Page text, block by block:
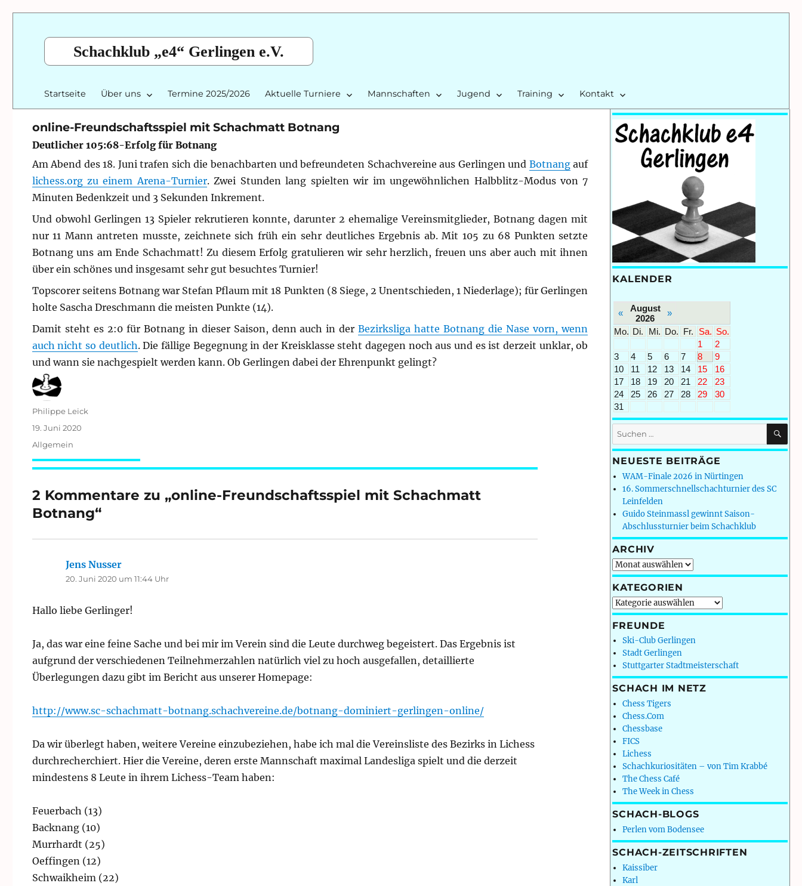
Schachklub „e4“ Gerlingen e.V.
Startseite Über uns Termine 2025/2026 Aktuelle Turniere Mannschaften Jugend Training Kontakt
online-Freundschaftsspiel mit Schachmatt Botnang
Deutlicher 105:68-Erfolg für Botnang
Am Abend des 18. Juni trafen sich die benachbarten und befreundeten Schachvereine aus Gerlingen und Botnangauf
lichess.org zu einem Arena-Turnier. Zwei Stunden lang spielten wir im ungewöhnlichen Halbblitz-Modus von 7
Minuten Bedenkzeit und 3 Sekunden Inkrement.
Und obwohl Gerlingen 13 Spieler rekrutieren konnte, darunter 2 ehemalige Vereinsmitglieder, Botnang dagen mit
nur 11 Mann antreten musste, zeichnete sich früh ein sehr deutliches Ergebnis ab. Mit 105 zu 68 Punkten setzte
Botnang uns am Ende Schachmatt! Zu diesem Erfolg gratulieren wir sehr herzlich, freuen uns aber auch mit ihnen
über ein schönes und insgesamt sehr gut besuchtes Turnier!
Topscorer seitens Botnang war Stefan Pflaum mit 18 Punkten (8 Siege, 2 Unentschieden, 1 Niederlage); für Gerlingen
holte Sascha Dreschmann die meisten Punkte (14).
Damit steht es 2:0 für Botnang in dieser Saison, denn auch in derBezirksliga hatte Botnang die Nase vorn, wenn
auch nicht so deutlich. Die fällige Begegnung in der Kreisklasse steht dagegen noch aus und es ist derzeit unklar, ob
und wann sie nachgespielt werden kann. Ob Gerlingen dabei der Ehrenpunkt gelingt?
Autor
Philippe Leick
Veröffentlicht
am
19. Juni 2020
Kategorien
Allgemein
2 Kommentare zu „online-Freundschaftsspiel mit Schachmatt
Botnang“
Jens Nussersagt:
20. Juni 2020 um 11:44 Uhr
Hallo liebe Gerlinger!
Ja, das war eine feine Sache und bei mir im Verein sind die Leute durchweg begeistert. Das Ergebnis ist
aufgrund der verschiedenen Teilnehmerzahlen natürlich viel zu hoch ausgefallen, detaillierte
Überlegungen dazu gibt im Bericht aus unserer Homepage:
http://www.sc-schachmatt-botnang.schachvereine.de/botnang-dominiert-gerlingen-online/
Da wir überlegt haben, weitere Vereine einzubeziehen, habe ich mal die Vereinsliste des Bezirks in Lichess
durchrecherchiert. Hier die Vereine, deren erste Mannschaft maximal Landesliga spielt und die derzeit
mindestens 8 Leute in ihrem Lichess-Team haben:
Feuerbach (13)
Backnang (10)
Murrhardt (25)
Oeffingen (12)
Schwaikheim (22)
KALENDER
«
August
2026
»
Mo. Di. Mi. Do. Fr. Sa. So.
1
2
3
4 5 6 7 8
9
10
11 12 13 14 15
16
17
18 19 20 21 22
23
24
25 26 27 28 29
30
31
Suchen
nach:
NEUESTE BEITRÄGE
WAM-Finale 2026 in Nürtingen
16. Sommerschnellschachturnier des SC
Leinfelden
Guido Steinmassl gewinnt Saison-
Abschlussturnier beim Schachklub
ARCHIV
Archiv
KATEGORIEN
Kategorien
FREUNDE
Ski-Club Gerlingen
Stadt Gerlingen
Stuttgarter Stadtmeisterschaft
SCHACH IM NETZ
Chess Tigers
Chess.Com
Chessbase
FICS
Lichess
Schachkuriositäten – von Tim Krabbé
The Chess Café
The Week in Chess
SCHACH-BLOGS
Perlen vom Bodensee
SCHACH-ZEITSCHRIFTEN
Kaissiber
Karl